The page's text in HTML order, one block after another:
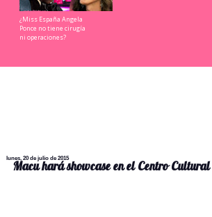
¿Miss España Angela
Ponce no tiene cirugía
ni operaciones?
lunes, 20 de julio de 2015
Macu hará showcase en el Centro